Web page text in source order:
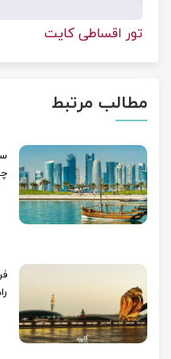
تور اقساطی کایت
مطالب مرتبط